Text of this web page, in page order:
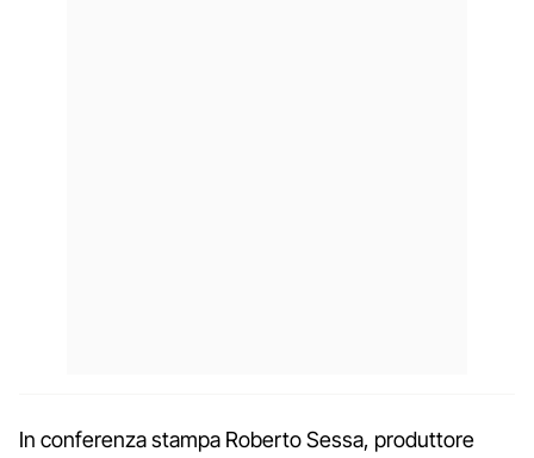
In conferenza stampa Roberto Sessa, produttore